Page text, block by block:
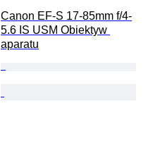
Canon EF-S 17-85mm f/4-
5.6 IS USM Obiektyw
aparatu